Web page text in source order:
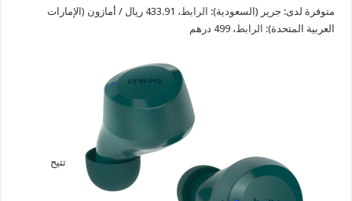
متوفرة لدى: جرير (السعودية): الرابط
، 433.91 ريال / أمازون (الإمارات
العربية المتحدة): الرابط، 499 درهم
تتيح